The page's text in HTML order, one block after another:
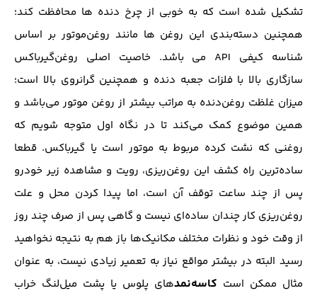
تشکیل شده است که به خوبی از چرخ دنده ها محافظت کند؛
همچنین دسته‌بندی این روغن ها مانند روغن‌موتور بر اساس
شناسه کیفی API می باشد. خاصیت اصلی روغن‌گیرباکس
سازگاری بالا با فلزات جعبه دنده و همچنین گرانروی بالا است؛
میزان غلظت روغن‌دنده به مراتب بیشتر از روغن موتور می‌باشد و
همین موضوع کمک می‌کند تا در نگاه اول متوجه شویم که
روغنی که نشت کرده مربوط به موتور است یا گیرباکس. قطعا
ساده‌ترین راه کشف این روغن‌ریزی، رویت و مشاهده زیر خودرو
پس از چند ساعت توقف آن است، اما پیدا کردن محل و علت
روغن‌ریزی کار چندان ساده‌ای نیست و گاهی پس از صرف چند روز
از وقت خود و نظرات مختلف مکانیک‌ها باز هم به نتیجه نخواهید
رسید البته در بیشتر مواقع نیاز به تعمیر زیادی نیست، به‌ عنوان
مثال ممکن است کاسه‌نمدهای پلوس یا پشت میل‌لنگ خراب